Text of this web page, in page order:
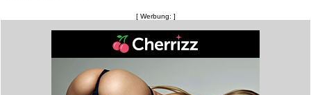
[ Werbung: ]